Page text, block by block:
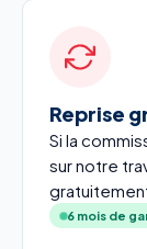
Reprise
Si la
sur notre
6 mois de